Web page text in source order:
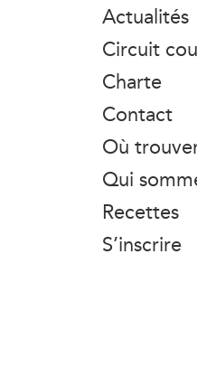
Actualités
Circuit
Charte
Contact
Où
Qui
Recettes
S’inscrire